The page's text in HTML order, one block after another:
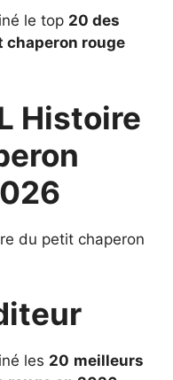
le top 20 des
rouge
Histoire
du petit chaperon
les 20 meilleurs